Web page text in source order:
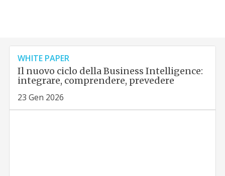
WHITE PAPER
Il nuovo ciclo della Business Intelligence:
integrare, comprendere, prevedere
23 Gen 2026